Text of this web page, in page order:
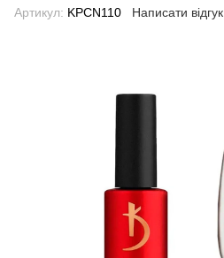
Артикул: KPCN110 Написати відгук